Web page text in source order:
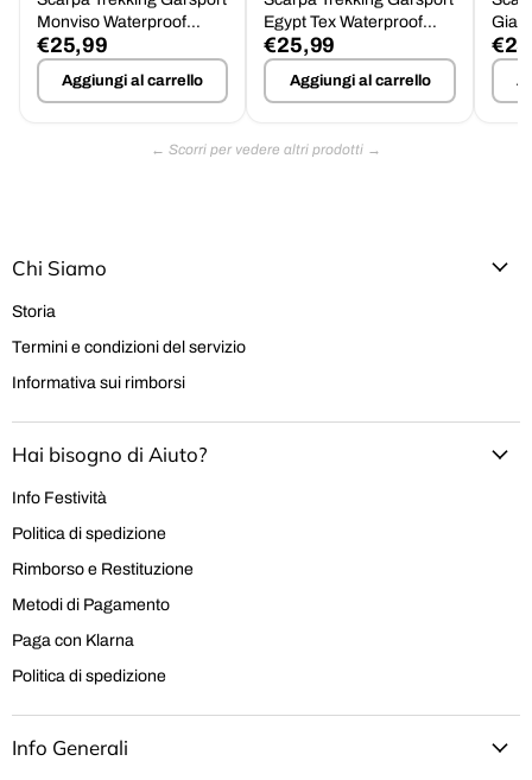
Monviso Waterproof
Suola Barwa Tg.46
€25,99
Aggiungi al carrello
Egypt Tex Waterproof
Tg.46 - Offerta
€25,99
Aggiungi al carrello
Giau
Chi Siamo
Storia
Termini e condizioni del servizio
Informativa sui rimborsi
Hai bisogno di Aiuto?
Info Festività
Politica di spedizione
Rimborso e Restituzione
Metodi di Pagamento
Paga con Klarna
Politica di spedizione
Info Generali